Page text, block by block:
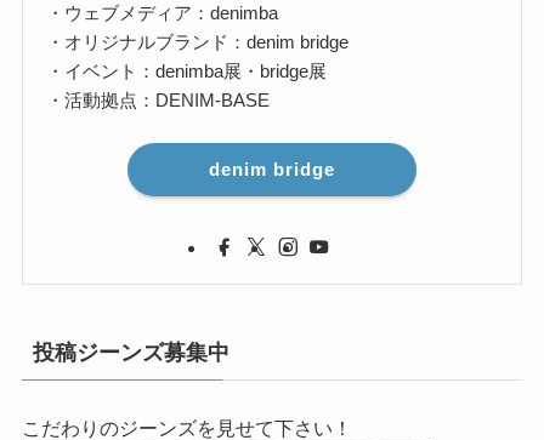
・ウェブメディア：denimba
・オリジナルブランド：denim bridge
・イベント：denimba展・bridge展
・活動拠点：DENIM-BASE
denim bridge
投稿ジーンズ募集中
こだわりのジーンズを見せて下さい！